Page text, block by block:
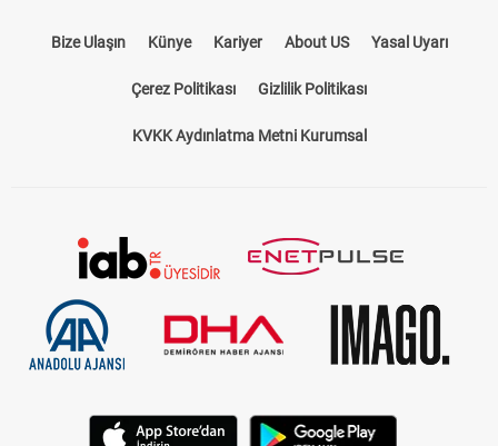
Bize Ulaşın Künye Kariyer About US Yasal Uyarı
Çerez Politikası Gizlilik Politikası
KVKK Aydınlatma Metni Kurumsal